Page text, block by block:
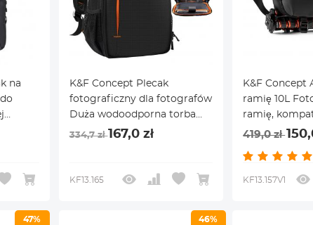
na
K&F Concept Plecak
fotograficzny dla fotografów
Duża wodoodporna torba
fotograficzna dla mężczyzn i
334,7 zł167,0 zł
KF13.165
K&F Concept
ramię 10L
ramię,
dronami
czarna
419,0 zł
KF13.157V1
47%
46%